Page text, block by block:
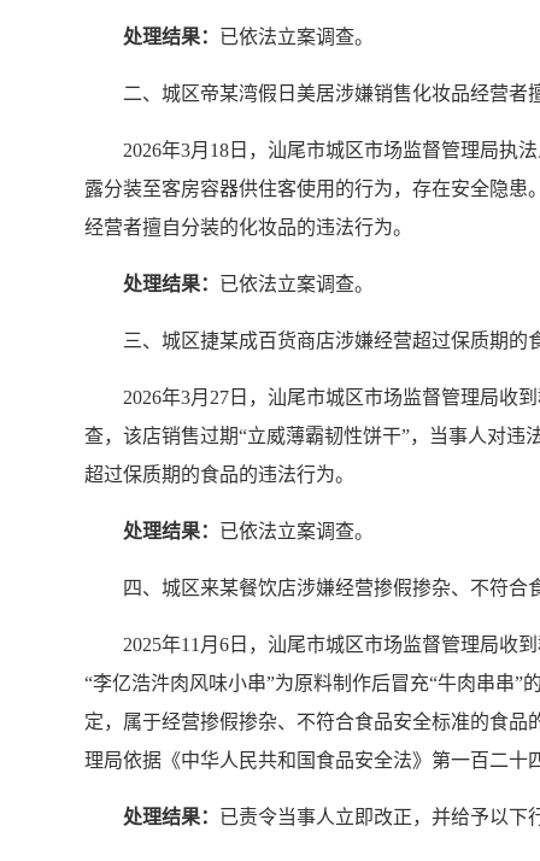
处理结果： 已依法立案调查。
二、城区帝某湾假日美居涉嫌销售化妆品经营者
2026年3月18日，汕尾市城区市场监督管理局执
露分装至客房容器供住客使用的行为，存在安全隐
经营者擅自分装的化妆品的违法行为。
处理结果： 已依法立案调查。
三、城区捷某成百货商店涉嫌经营超过保质期的
2026年3月27日，汕尾市城区市场监督管理局收
查，该店销售过期“立威薄霸韧性饼干”，当事人对
超过保质期的食品的违法行为。
处理结果： 已依法立案调查。
四、城区来某餐饮店涉嫌经营掺假掺杂、不符合
2025年11月6日，汕尾市城区市场监督管理局收
“李亿浩汼肉风味小串”为原料制作后冒充“牛肉串串
定，属于经营掺假掺杂、不符合食品安全标准的食
理局依据《中华人民共和国食品安全法》第一百二
处理结果： 已责令当事人立即改正，并给予以下